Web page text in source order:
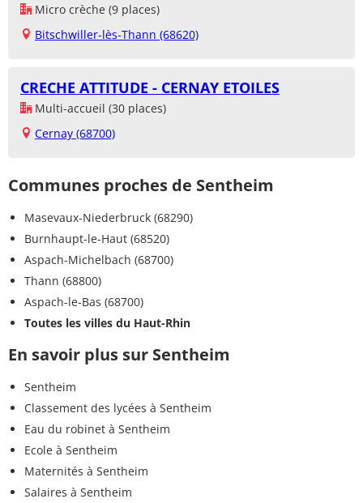
Micro crèche (9 places)
Bitschwiller-lès-Thann (68620)
CRECHE ATTITUDE - CERNAY ETOILES
Multi-accueil (30 places)
Cernay (68700)
Communes proches de Sentheim
Masevaux-Niederbruck (68290)
Burnhaupt-le-Haut (68520)
Aspach-Michelbach (68700)
Thann (68800)
Aspach-le-Bas (68700)
Toutes les villes du Haut-Rhin
En savoir plus sur Sentheim
Sentheim
Classement des lycées à Sentheim
Eau du robinet à Sentheim
Ecole à Sentheim
Maternités à Sentheim
Salaires à Sentheim